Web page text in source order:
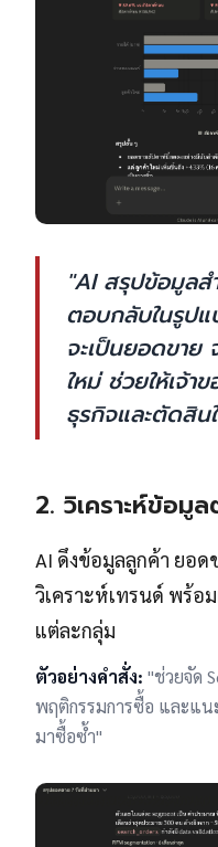
"AI สรุปข้อมูลส
ตอบกลับในรูปแ
จะเป็นยอดขาย
ใหม่ ช่วยให้เจ้า
ธุรกิจและตัดสิน
2. วิเคราะห์ข้อมู
AI ดึงข้อมูลลูกค้า ยอด
วิเคราะห์เทรนด์ พร้อ
แต่ละกลุ่ม
ตัวอย่างคำสั่ง: "ช่วยจัด
พฤติกรรมการซื้อ และแน
มาซื้อซ้ำ"